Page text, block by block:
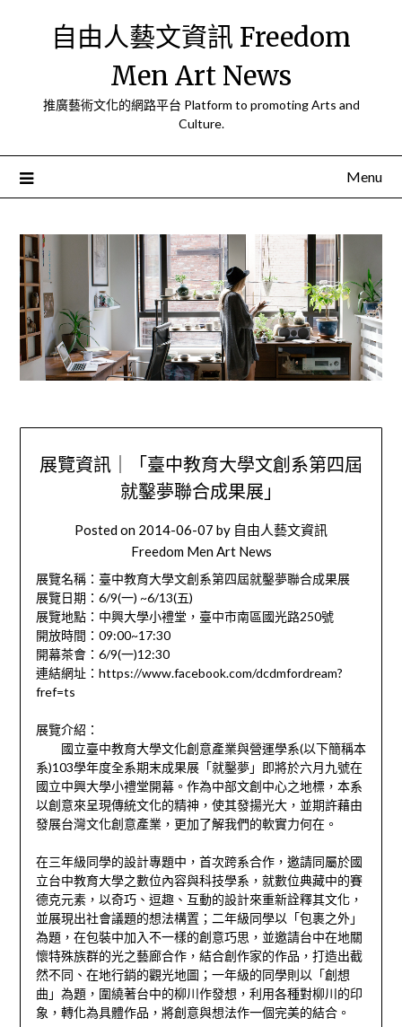
自由人藝文資訊 Freedom
Men Art News
推廣藝術文化的網路平台 Platform to promoting Arts and
Culture.
Menu
展覽資訊｜「臺中教育大學文創系第四屆
就鑿夢聯合成果展」
Posted on 2014-06-07 by 自由人藝文資訊
Freedom Men Art News
展覽名稱：臺中教育大學文創系第四屆就鑿夢聯合成果展
展覽日期：6/9(一) ~6/13(五)
展覽地點：中興大學小禮堂，臺中市南區國光路250號
開放時間：09:00~17:30
開幕茶會：6/9(一)12:30
連結網址：https://www.facebook.com/dcdmfordream?
fref=ts
展覽介紹：
國立臺中教育大學文化創意產業與營運學系(以下簡稱本
系)103學年度全系期末成果展「就鑿夢」即將於六月九號在
國立中興大學小禮堂開幕。作為中部文創中心之地標，本系
以創意來呈現傳統文化的精神，使其發揚光大，並期許藉由
發展台灣文化創意產業，更加了解我們的軟實力何在。
在三年級同學的設計專題中，首次跨系合作，邀請同屬於國
立台中教育大學之數位內容與科技學系，就數位典藏中的賽
德克元素，以奇巧、逗趣、互動的設計來重新詮釋其文化，
並展現出社會議題的想法構置；二年級同學以「包裹之外」
為題，在包裝中加入不一樣的創意巧思，並邀請台中在地關
懷特殊族群的光之藝廊合作，結合創作家的作品，打造出截
然不同、在地行銷的觀光地圖；一年級的同學則以「創想
曲」為題，圍繞著台中的柳川作發想，利用各種對柳川的印
象，轉化為具體作品，將創意與想法作一個完美的結合。